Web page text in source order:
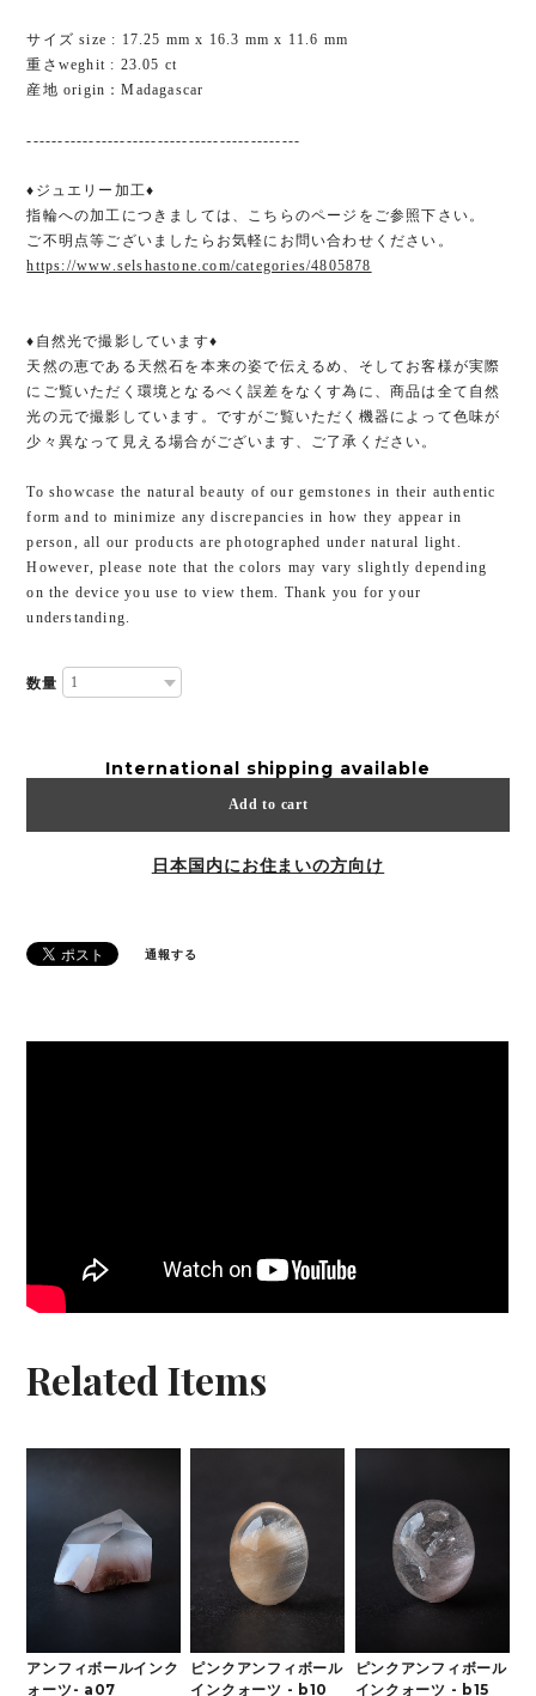
サイズ size : 17.25 mm x 16.3 mm x 11.6 mm
重さweghit : 23.05 ct
産地 origin：Madagascar
--------------------------------------------
♦ジュエリー加工♦
指輪への加工につきましては、こちらのページをご参照下さい。
ご不明点等ございましたらお気軽にお問い合わせください。
https://www.selshastone.com/categories/4805878
♦自然光で撮影しています♦
天然の恵である天然石を本来の姿で伝えるめ、そしてお客様が実際
にご覧いただく環境となるべく誤差をなくす為に、商品は全て自然
光の元で撮影しています。ですがご覧いただく機器によって色味が
少々異なって見える場合がございます、ご了承ください。
To showcase the natural beauty of our gemstones in their authentic
form and to minimize any discrepancies in how they appear in
person, all our products are photographed under natural light.
However, please note that the colors may vary slightly depending
on the device you use to view them. Thank you for your
understanding.
数量
International shipping available
Add to cart
日本国内にお住まいの方向け
通報する
Related Items
アンフィボールインク
ォーツ- a07
ピンクアンフィボール
インクォーツ - b10
ピンクアンフィボール
インクォーツ - b15